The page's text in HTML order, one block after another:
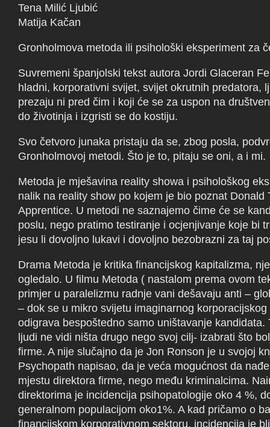
Tena Milić Ljubić
Matija Kačan
Gronholmova metoda ili psihološki eksperiment za
Suvremeni španjolski tekst autora Jordi Glaceran
hladni, korporativni svijet, svijet okrutnih predatora,
prezaju ni pred čim i koji će se za uspon na
do životinja i izgristi se do kostiju.
Svo četvoro junaka pristaju da se, zbog posla,
Gronholmovoj metodi. Što je to, pitaju se oni, a i mi.
Metoda je mješavina reality showa i psihološkog
nalik na reality show po kojem je bio poznat Donald
Apprentice. U metodi ne saznajemo čime će se
poslu, nego pratimo testiranje i ocjenjivanje koje bi
jesu li dovoljno lukavi i dovoljno bezobrazni za taj
Drama Metoda je kritika financijskog kapitalizma,
ogledalo. U filmu Metoda ( nastalom prema ovom
primjer u paralelizmu radnje vani dešavaju anti –
– dok se u mikro svijetu imaginarnog
odigrava bespoštedno samo uništavanje kandidata.
ljudi ne vidi ništa drugo nego svoj cilj- izabrati što
firme. A nije slučajno da je Jon Ronson je u svojoj
Psychopath napisao, da je veća mogućnost da
mjestu direktora firme, nego među kriminalcima.
direktorima je incidencija psihopatologije oko 4 %,
generalnom populacijom oko1%. A kad pričamo o
financijskom korporativnom sektoru, incidencija je